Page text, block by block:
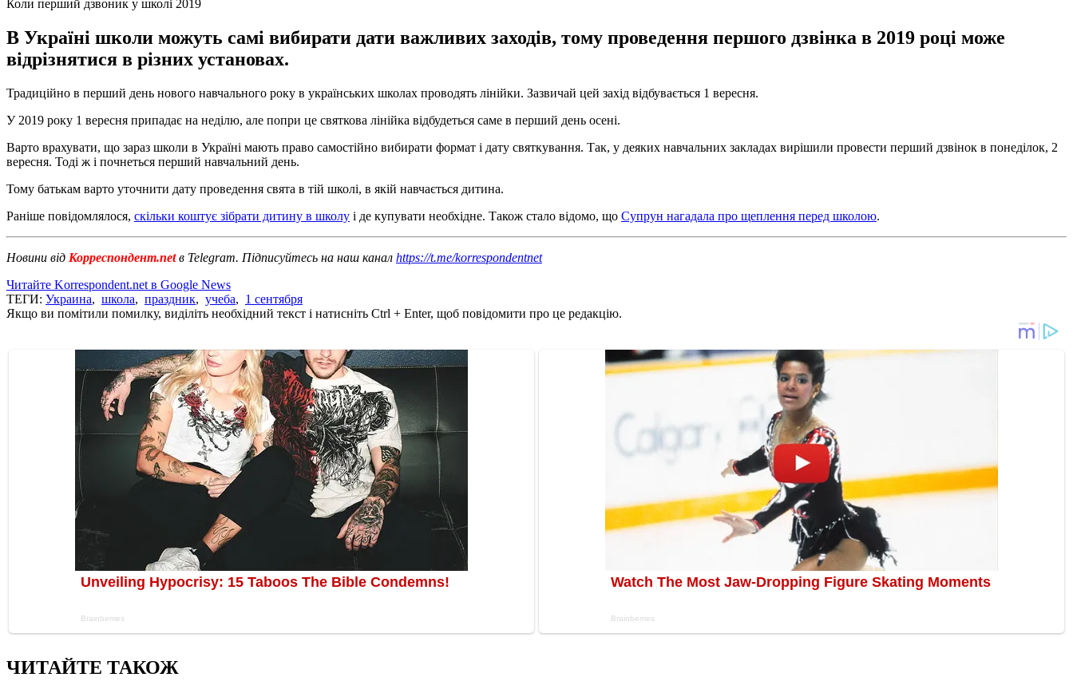
Коли перший дзвоник у школі 2019
В Україні школи можуть самі вибирати дати важливих заходів, тому проведення першого дзвінка в 2019 році може
відрізнятися в різних установах.
Традиційно в перший день нового навчального року в українських школах проводять лінійки. Зазвичай цей захід відбувається 1 вересня.
У 2019 року 1 вересня припадає на неділю, але попри це святкова лінійка відбудеться саме в перший день осені.
Варто врахувати, що зараз школи в Україні мають право самостійно вибирати формат і дату святкування. Так, у деяких навчальних закладах вирішили провести перший дзвінок в понеділок, 2
вересня. Тоді ж і почнеться перший навчальний день.
Тому батькам варто уточнити дату проведення свята в тій школі, в якій навчається дитина.
Раніше повідомлялося, скільки коштує зібрати дитину в школу і де купувати необхідне. Також стало відомо, що Супрун нагадала про щеплення перед школою.
Новини від Корреспондент.netв Telegram. Підписуйтесь на наш канал https://t.me/korrespondentnet
Читайте Korrespondent.net в Google News
ТЕГИ: Украина, школа, праздник, учеба, 1 сентября
Якщо ви помітили помилку, виділіть необхідний текст і натисніть Ctrl + Enter, щоб повідомити про це редакцію.
ЧИТАЙТЕ ТАКОЖ